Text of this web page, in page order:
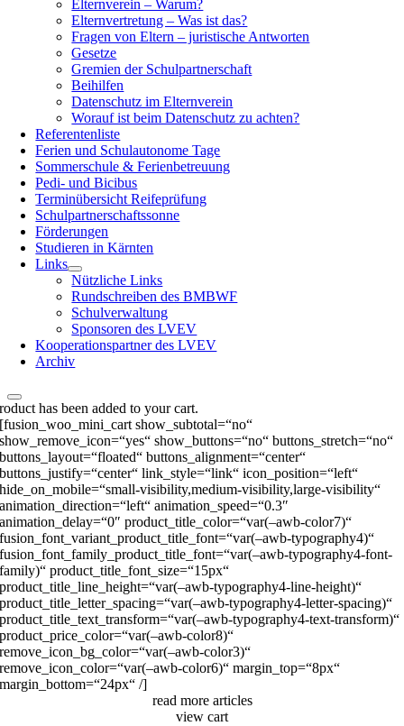
Elternverein – Warum?
Elternvertretung – Was ist das?
Fragen von Eltern – juristische Antworten
Gesetze
Gremien der Schulpartnerschaft
Beihilfen
Datenschutz im Elternverein
Worauf ist beim Datenschutz zu achten?
Referentenliste
Ferien und Schulautonome Tage
Sommerschule & Ferienbetreuung
Pedi- und Bicibus
Terminübersicht Reifeprüfung
Schulpartnerschaftssonne
Förderungen
Studieren in Kärnten
Links
Nützliche Links
Rundschreiben des BMBWF
Schulverwaltung
Sponsoren des LVEV
Kooperationspartner des LVEV
Archiv
has been added to your cart.
[fusion_woo_mini_cart show_subtotal=“no“
show_remove_icon=“yes“ show_buttons=“no“ buttons_stretch=“no“
buttons_layout=“floated“ buttons_alignment=“center“
buttons_justify=“center“ link_style=“link“ icon_position=“left“
hide_on_mobile=“small-visibility,medium-visibility,large-visibility“
animation_direction=“left“ animation_speed=“0.3″
animation_delay=“0″ product_title_color=“var(–awb-color7)“
fusion_font_variant_product_title_font=“var(–awb-typography4)“
fusion_font_family_product_title_font=“var(–awb-typography4-font-
family)“ product_title_font_size=“15px“
product_title_line_height=“var(–awb-typography4-line-height)“
product_title_letter_spacing=“var(–awb-typography4-letter-spacing)“
product_title_text_transform=“var(–awb-typography4-text-transform)“
product_price_color=“var(–awb-color8)“
remove_icon_bg_color=“var(–awb-color3)“
remove_icon_color=“var(–awb-color6)“ margin_top=“8px“
margin_bottom=“24px“ /]
read more articles
view cart